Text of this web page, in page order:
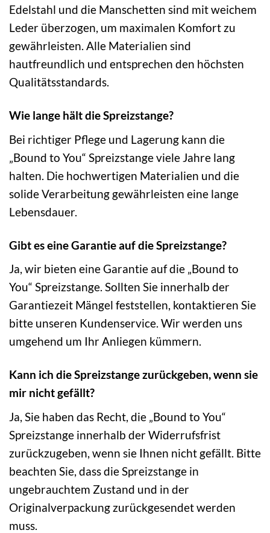
Edelstahl und die Manschetten sind mit weichem
Leder überzogen, um maximalen Komfort zu
gewährleisten. Alle Materialien sind
hautfreundlich und entsprechen den höchsten
Qualitätsstandards.
Wie lange hält die Spreizstange?
Bei richtiger Pflege und Lagerung kann die
„Bound to You“ Spreizstange viele Jahre lang
halten. Die hochwertigen Materialien und die
solide Verarbeitung gewährleisten eine lange
Lebensdauer.
Gibt es eine Garantie auf die Spreizstange?
Ja, wir bieten eine Garantie auf die „Bound to
You“ Spreizstange. Sollten Sie innerhalb der
Garantiezeit Mängel feststellen, kontaktieren Sie
bitte unseren Kundenservice. Wir werden uns
umgehend um Ihr Anliegen kümmern.
Kann ich die Spreizstange zurückgeben, wenn sie
mir nicht gefällt?
Ja, Sie haben das Recht, die „Bound to You“
Spreizstange innerhalb der Widerrufsfrist
zurückzugeben, wenn sie Ihnen nicht gefällt. Bitte
beachten Sie, dass die Spreizstange in
ungebrauchtem Zustand und in der
Originalverpackung zurückgesendet werden
muss.